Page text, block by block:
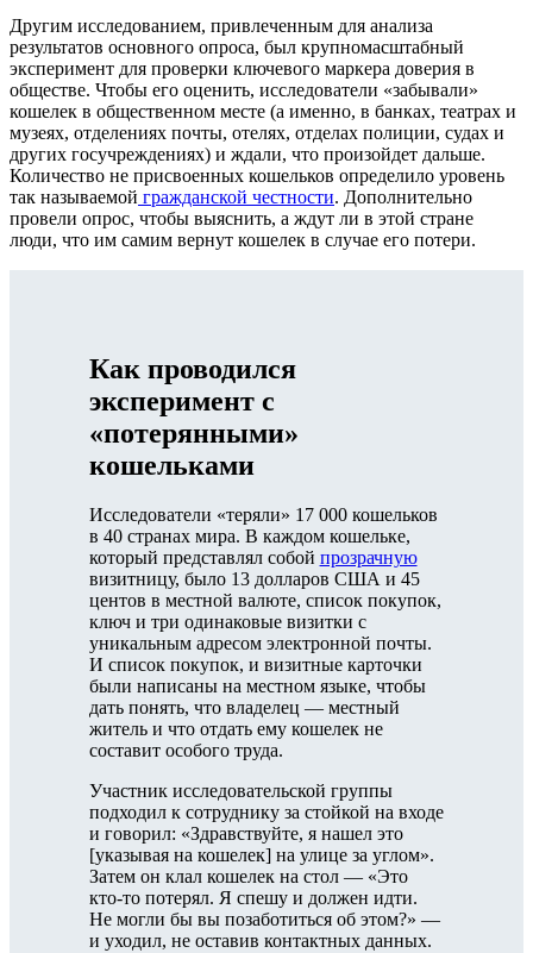
Другим исследованием, привлеченным для анализа
результатов основного опроса, был крупномасштабный
эксперимент для проверки ключевого маркера доверия в
обществе. Чтобы его оценить, исследователи «забывали»
кошелек в общественном месте (а именно, в банках, театрах и
музеях, отделениях почты, отелях, отделах полиции, судах и
других госучреждениях) и ждали, что произойдет дальше.
Количество не присвоенных кошельков определило уровень
так называемой гражданской честности. Дополнительно
провели опрос, чтобы выяснить, а ждут ли в этой стране
люди, что им самим вернут кошелек в случае его потери.
Как проводился
эксперимент с
«потерянными»
кошельками
Исследователи «теряли» 17 000 кошельков
в 40 странах мира. В каждом кошельке,
который представлял собой прозрачную
визитницу, было 13 долларов США и 45
центов в местной валюте, список покупок,
ключ и три одинаковые визитки с
уникальным адресом электронной почты.
И список покупок, и визитные карточки
были написаны на местном языке, чтобы
дать понять, что владелец — местный
житель и что отдать ему кошелек не
составит особого труда.
Участник исследовательской группы
подходил к сотруднику за стойкой на входе
и говорил: «Здравствуйте, я нашел это
[указывая на кошелек] на улице за углом».
Затем он клал кошелек на стол — «Это
кто-то потерял. Я спешу и должен идти.
Не могли бы вы позаботиться об этом?» —
и уходил, не оставив контактных данных.